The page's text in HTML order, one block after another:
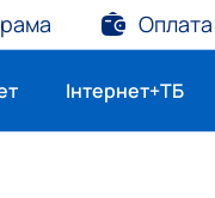
Оплата
Інтернет+ТБ